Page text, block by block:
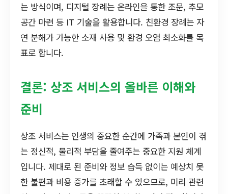
는 방식이며, 디지털 장례는 온라인을 통한 조문, 추모
공간 마련 등 IT 기술을 활용합니다. 친환경 장례는 자
연 분해가 가능한 소재 사용 및 환경 오염 최소화를 목
표로 합니다.
결론: 상조 서비스의 올바른 이해와
준비
상조 서비스는 인생의 중요한 순간에 가족과 본인이 겪
는 정신적, 물리적 부담을 줄여주는 중요한 지원 체계
입니다. 제대로 된 준비와 정보 습득 없이는 예상치 못
한 불편과 비용 증가를 초래할 수 있으므로, 미리 관련